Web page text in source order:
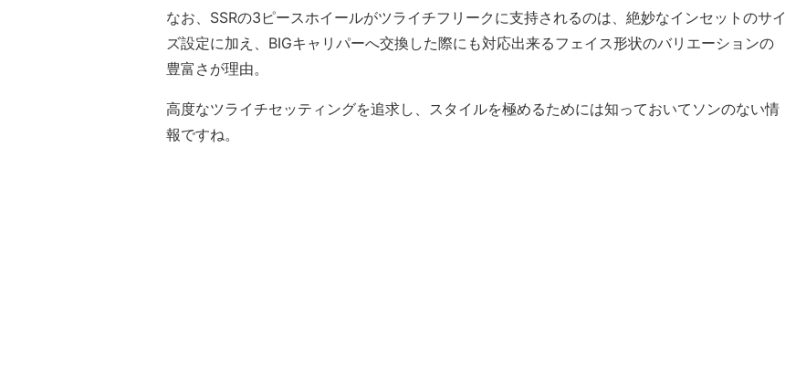
なお、SSRの3ピースホイールがツライチフリークに支持されるのは、絶妙なインセットのサイ
ズ設定に加え、BIGキャリパーへ交換した際にも対応出来るフェイス形状のバリエーションの
豊富さが理由。
⾼度なツライチセッティングを追求し、スタイルを極めるためには知っておいてソンのない情
報ですね。